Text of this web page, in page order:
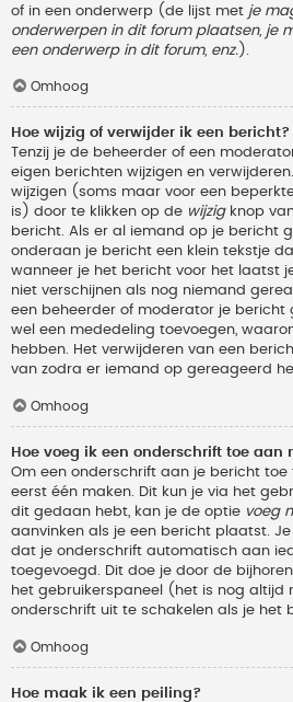
of in een onderwerp (de lijst met je
onderwerpen in dit forum plaatsen, je
een onderwerp in dit forum, enz. ).
Omhoog
Hoe wijzig of verwijder ik een bericht?
Tenzij je de beheerder of een
eigen berichten wijzigen en
wijzigen (soms maar voor een
is) door te klikken op de wijzigknop
bericht. Als er al iemand op je bericht
onderaan je bericht een klein tekstje
wanneer je het bericht voor het laatst
niet verschijnen als nog niemand
een beheerder of moderator je bericht
wel een mededeling toevoegen,
hebben. Het verwijderen van een
van zodra er iemand op gereageerd
Omhoog
Hoe voeg ik een onderschrift toe aan
Om een onderschrift aan je bericht toe
eerst één maken. Dit kun je via het
dit gedaan hebt, kan je de optie voeg
aanvinken als je een bericht plaatst.
dat je onderschrift automatisch aan
toegevoegd. Dit doe je door de
het gebruikerspaneel (het is nog altijd
onderschrift uit te schakelen als je het
Omhoog
Hoe maak ik een peiling?